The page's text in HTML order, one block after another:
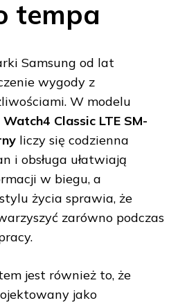
tempa
Samsung od lat
wygody z
W modelu
Classic LTE SM-
liczy się codzienna
i obsługa ułatwiają
w biegu, a
życia sprawia, że
zarówno podczas
jest również to, że
jako